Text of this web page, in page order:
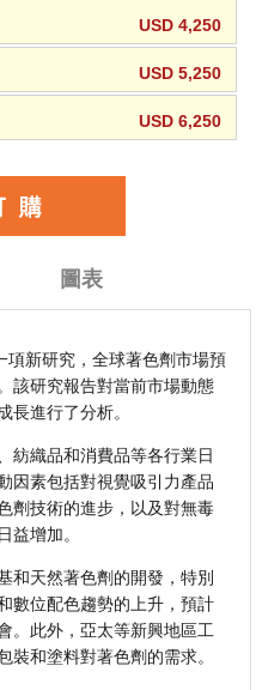
USD 4,250
USD 5,250
USD 6,250
圖表
新研究，全球著色劑市場預
該研究報告對當前市場動態
長進行了分析。
紡織品和消費品等各行業日
因素包括對視覺吸引力產品
劑技術的進步，以及對無毒
益增加。
和天然著色劑的開發，特別
數位配色趨勢的上升，預計
。此外，亞太等新興地區工
裝和塗料對著色劑的需求。